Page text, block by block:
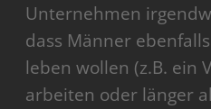
Unternehmen
dass Männer
leben wollen (z.B. ein
arbeiten oder länger